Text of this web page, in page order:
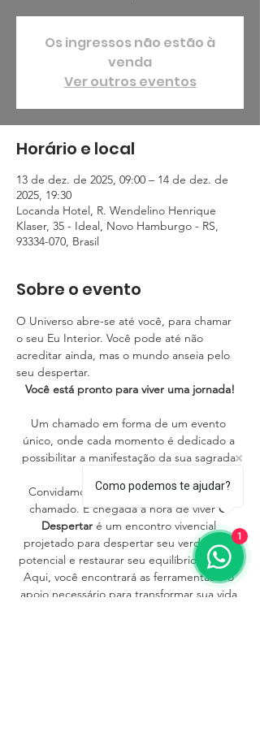
Os ingressos não estão à
venda
Ver outros eventos
Horário e local
13 de dez. de 2025, 09:00 – 14 de dez. de
2025, 19:30
Locanda Hotel, R. Wendelino Henrique
Klaser, 35 - Ideal, Novo Hamburgo - RS,
93334-070, Brasil
Sobre o evento
O Universo abre-se até você, para chamar
o seu Eu Interior. Você pode até não
acreditar ainda, mas o mundo anseia pelo
seu despertar.
Você está pronto para viver uma jornada!
Um chamado em forma de um evento
único, onde cada momento é dedicado a
possibilitar a manifestação da sua sagrada
Convidamos você para ouvir e aceitar o
chamado. É chegada a hora de viver O
Despertar é um encontro vivencial
projetado para despertar seu verdadeiro
potencial e restaurar seu equilíbrio interior.
Aqui, você encontrará as ferramentas e o
apoio necessário para transformar sua vida
Como podemos te ajudar?
1